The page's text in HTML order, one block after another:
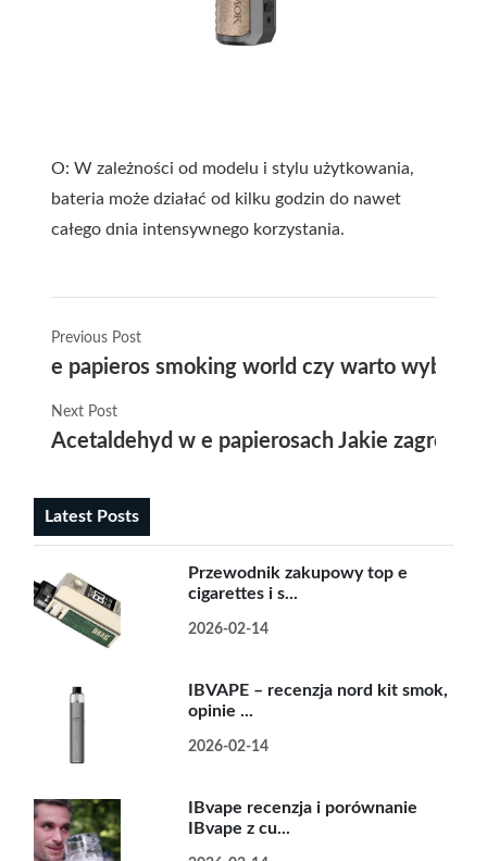
O: W zależności od modelu i stylu użytkowania,
bateria może działać od kilku godzin do nawet
całego dnia intensywnego korzystania.
Previous Post
e papieros smoking world czy warto wybrać
Next Post
Acetaldehyd w e papierosach Jakie
Latest Posts
Przewodnik zakupowy top e
cigarettes i s...
2026-02-14
IBVAPE – recenzja nord kit smok,
opinie ...
2026-02-14
IBvape recenzja i porównanie
IBvape z cu...